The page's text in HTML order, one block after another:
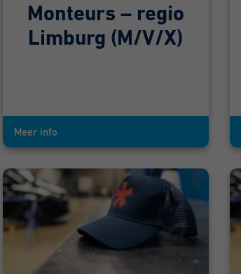
Monteurs – regio
Limburg (M/V/X)
Meer info